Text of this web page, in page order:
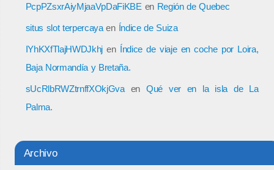
PcpPZsxrAiyMjaaVpDaFiKBE en Región de Quebec
situs slot terpercayaen Índice de Suiza
IYhKXfTlajHWDJkhj en Índice de viaje en coche por Loira,
Baja Normandía y Bretaña.
sUcRlbRWZtrnffXOkjGvaen Qué ver en la isla de La
Palma.
Archivo